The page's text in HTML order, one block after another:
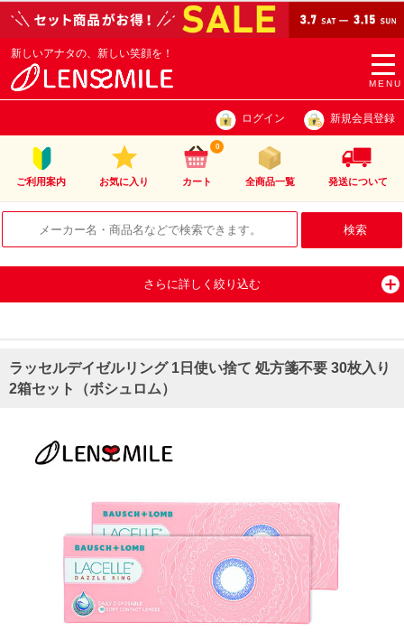
MENU
新しいアナタの、新しい笑顔を！
ログイン 新規会員登録
ご利用案内 お気に入り カート
0
全商品一覧 発送について
さらに詳しく絞り込む
ラッセルデイゼルリング 1日使い捨て 処方箋不要 30枚入り
2箱セット（ボシュロム）